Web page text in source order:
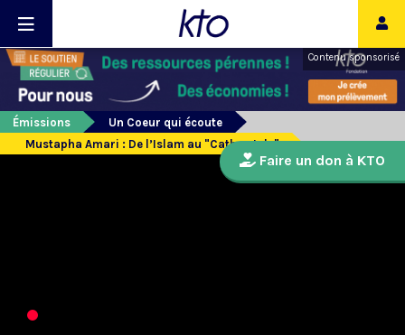
Contenu sponsorisé
Émissions
Un Coeur qui écoute
Mustapha Amari : De l’Islam au "Catho style"
Faire un don à KTO